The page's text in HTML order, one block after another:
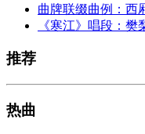
曲牌联缀曲例：西
《寒江》唱段：樊
推荐
热曲